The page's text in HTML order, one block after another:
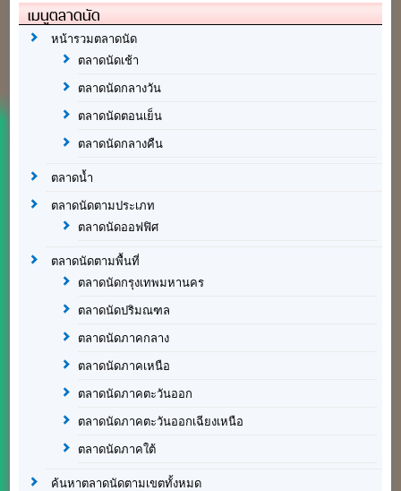
เมนูตลาดนัด
หน้ารวมตลาดนัด
ตลาดนัดเช้า
ตลาดนัดกลางวัน
ตลาดนัดตอนเย็น
ตลาดนัดกลางคืน
ตลาดน้ำ
ตลาดนัดตามประเภท
ตลาดนัดออฟฟิศ
ตลาดนัดตามพื้นที่
ตลาดนัดกรุงเทพมหานคร
ตลาดนัดปริมณฑล
ตลาดนัดภาคกลาง
ตลาดนัดภาคเหนือ
ตลาดนัดภาคตะวันออก
ตลาดนัดภาคตะวันออกเฉียงเหนือ
ตลาดนัดภาคใต้
ค้นหาตลาดนัดตามเขตทั้งหมด